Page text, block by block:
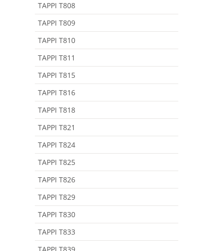
TAPPI T808
TAPPI T809
TAPPI T810
TAPPI T811
TAPPI T815
TAPPI T816
TAPPI T818
TAPPI T821
TAPPI T824
TAPPI T825
TAPPI T826
TAPPI T829
TAPPI T830
TAPPI T833